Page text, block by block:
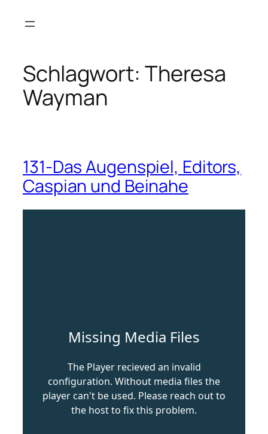
Inhalt
Schlagwort: Theresa
Wayman
131-Das Augenspiel, Editors,
Caspian und Beinahe